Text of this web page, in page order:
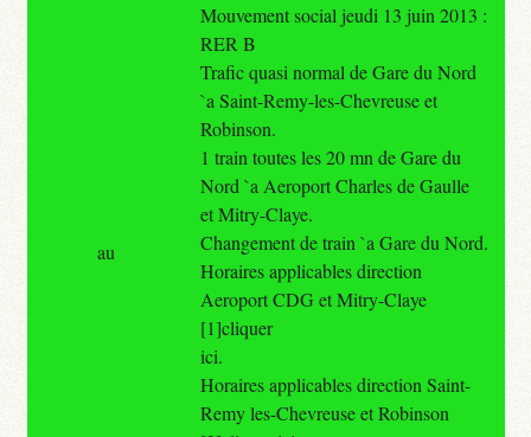
Mouvement social jeudi 13 juin 2013 :
RER B
Trafic quasi normal de Gare du Nord
`a Saint-Remy-les-Chevreuse et
Robinson.
1 train toutes les 20 mn de Gare du
Nord `a Aeroport Charles de Gaulle
et Mitry-Claye.
Changement de train `a Gare du Nord.
Horaires applicables direction
Aeroport CDG et Mitry-Claye
[1]cliquer
ici.
Horaires applicables direction Saint-
Remy les-Chevreuse et Robinson
au